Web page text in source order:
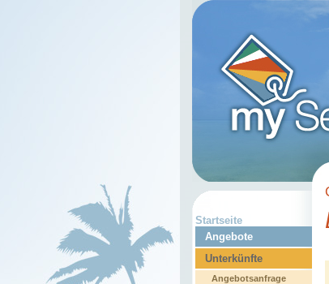
Startseite
Angebote
Unterkünfte
Angebotsanfrage